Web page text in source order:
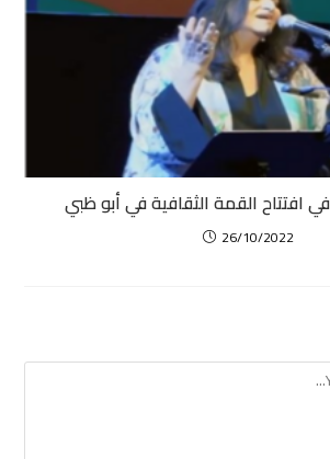
افتتاح القمة الثقافية في أبو ظبي
26/10/2022